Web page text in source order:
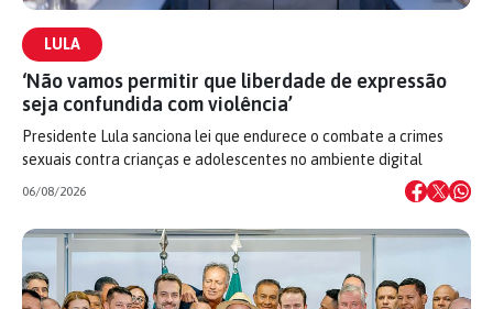
LULA
‘Não vamos permitir que liberdade de expressão
seja confundida com violência’
Presidente Lula sanciona lei que endurece o combate a crimes
sexuais contra crianças e adolescentes no ambiente digital
06/08/2026